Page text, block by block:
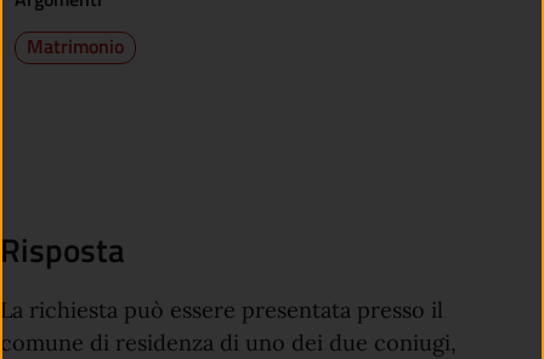
Matrimonio
Risposta
La richiesta può essere presentata presso il
comune di residenza di uno dei due coniugi,